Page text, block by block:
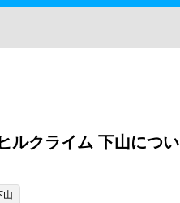
ルクライム 下山につい
山